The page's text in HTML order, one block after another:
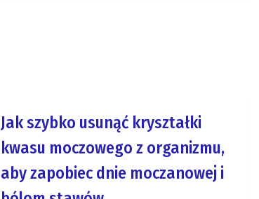
Jak szybko usunąć kryształki
kwasu moczowego z organizmu,
aby zapobiec dnie moczanowej i